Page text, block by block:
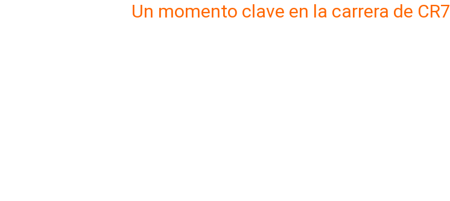
Un momento clave en la carrera de CR7